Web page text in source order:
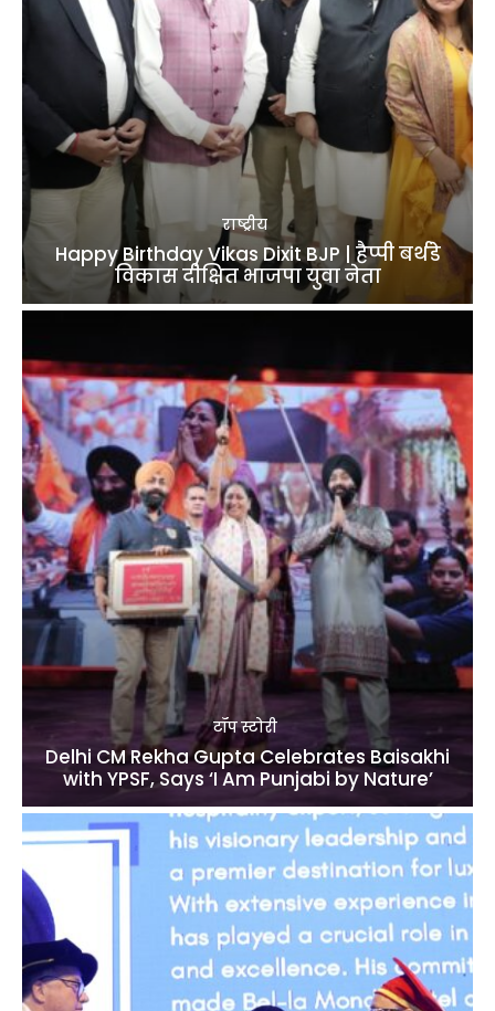
राष्ट्रीय
Happy Birthday Vikas Dixit BJP | हैप्पी बर्थडे
विकास दीक्षित भाजपा युवा नेता
टॉप स्टोरी
Delhi CM Rekha Gupta Celebrates Baisakhi
with YPSF, Says ‘I Am Punjabi by Nature’